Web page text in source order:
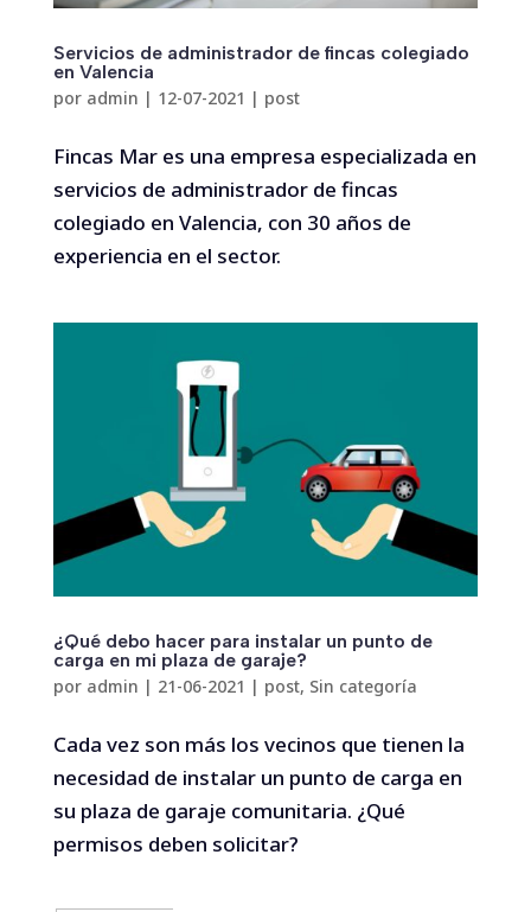
Servicios de administrador de fincas colegiado
en Valencia
por admin | 12-07-2021 | post
Fincas Mar es una empresa especializada en
servicios de administrador de fincas
colegiado en Valencia, con 30 años de
experiencia en el sector.
¿Qué debo hacer para instalar un punto de
carga en mi plaza de garaje?
por admin | 21-06-2021 | post, Sin categoría
Cada vez son más los vecinos que tienen la
necesidad de instalar un punto de carga en
su plaza de garaje comunitaria. ¿Qué
permisos deben solicitar?